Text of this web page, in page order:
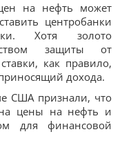
на нефть может
центробанки
Хотя золото
защиты от
как правило,
дохода.
США признали, что
цены на нефть и
для финансовой